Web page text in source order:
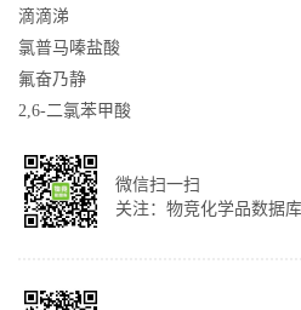
滴滴涕
氯普马嗪盐酸
氟奋乃静
2,6-二氯苯甲酸
微信扫一扫
关注：物竞化学品数据库